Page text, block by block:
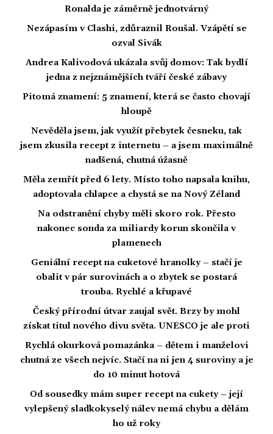
Ronalda je záměrně jednotvárný
Nezápasím v Clashi, zdůraznil Roušal. Vzápětí se
ozval Sivák
Andrea Kalivodová ukázala svůj domov: Tak bydlí
jedna z nejznámějších tváří české zábavy
Pitomá znamení: 5 znamení, která se často chovají
hloupě
Nevěděla jsem, jak využít přebytek česneku, tak
jsem zkusila recept z internetu – a jsem maximálně
nadšená, chutná úžasně
Měla zemřít před 6 lety. Místo toho napsala knihu,
adoptovala chlapce a chystá se na Nový Zéland
Na odstranění chyby měli skoro rok. Přesto
nakonec sonda za miliardy korun skončila v
plamenech
Geniální recept na cuketové hranolky – stačí je
obalit v pár surovinách a o zbytek se postará
trouba. Rychlé a křupavé
Český přírodní útvar zaujal svět. Brzy by mohl
získat titul nového divu světa. UNESCO je ale proti
Rychlá okurková pomazánka – dětem i manželovi
chutná ze všech nejvíc. Stačí na ni jen 4 suroviny a je
do 10 minut hotová
Od sousedky mám super recept na cukety – její
vylepšený sladkokyselý nálev nemá chybu a dělám
ho už roky